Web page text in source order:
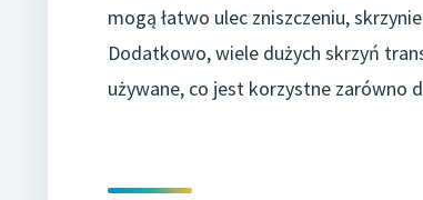
mogą łatwo ulec zniszczeniu,
Dodatkowo, wiele dużych skrzyń
używane, co jest korzystne zarówno